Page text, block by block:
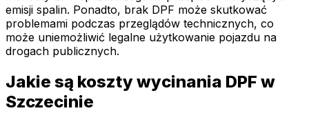
emisji spalin. Ponadto, brak DPF może skutkować
problemami podczas przeglądów technicznych, co
może uniemożliwić legalne użytkowanie pojazdu na
drogach publicznych.
Jakie są koszty wycinania DPF w
Szczecinie